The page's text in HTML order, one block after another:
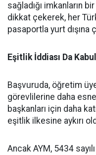
sağladığı imkanların
dikkat çekerek, her
pasaportla yurt dışına
Eşitlik İddiası Da
Başvuruda, öğretim
görevlilerine daha
başkanları için daha
eşitlik ilkesine aykırı
Ancak AYM, 5434